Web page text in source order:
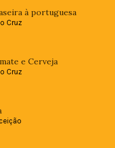
à portuguesa
Cruz
e Cerveja
Cruz